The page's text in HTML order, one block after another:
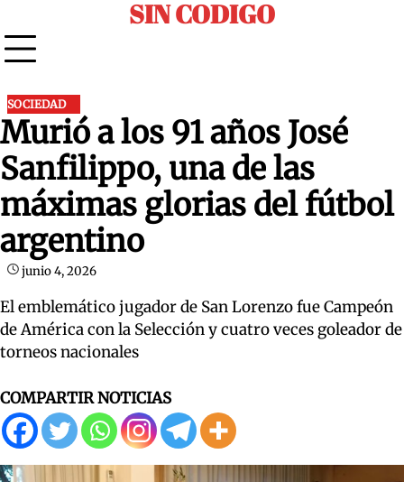
to
content
SIN CODIGO
SOCIEDAD
Murió a los 91 años José
Sanfilippo, una de las
máximas glorias del fútbol
argentino
junio 4, 2026
El emblemático jugador de San Lorenzo fue Campeón
de América con la Selección y cuatro veces goleador de
torneos nacionales
COMPARTIR NOTICIAS